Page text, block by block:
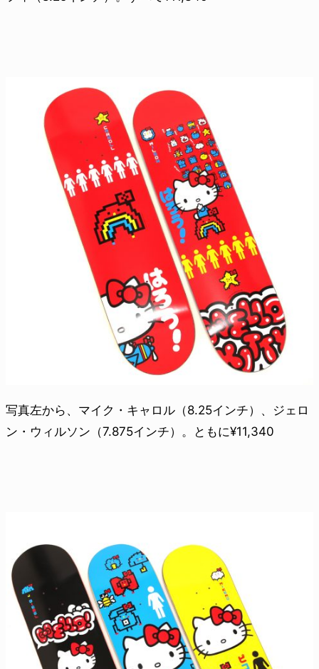
写真左から、マイク・キャロル（8.25インチ）、ジェロ
ン・ウィルソン（7.875インチ）。ともに¥11,340